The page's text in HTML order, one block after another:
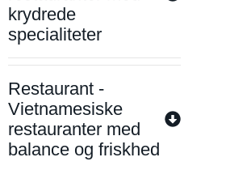
krydrede
specialiteter
Restaurant -
Vietnamesiske
restauranter med
balance og friskhed